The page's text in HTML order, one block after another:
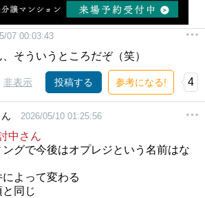
07 00:03:43
そういうところだぞ（笑）
非表示 投稿する 参考になる! 4
2026/05/10 01:25:56
中さん
グで今後はオプレジという名前はな
よって変わる
同じ